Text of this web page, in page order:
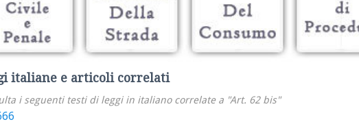
italiane e articoli correlati
i seguenti testi di leggi in italiano correlate a "Art. 62 bis"